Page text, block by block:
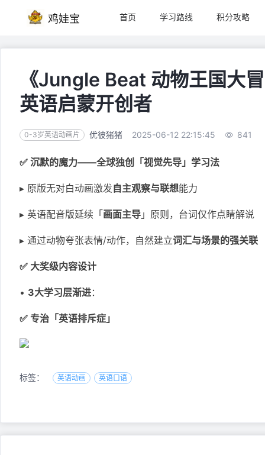
鸡娃宝 首页 学习路线 积分攻略
《Jungle Beat 动物王国大
英语启蒙开创者
0-3岁英语动画片 优彼猪猪 2025-06-12 22:15:45 841
✅ 沉默的魔力——全球独创「视觉先导」学习法
▸ 原版无对白动画激发自主观察与联想能力
▸ 英语配音版延续「画面主导 」原则，台词仅作点睛解说
▸ 通过动物夸张表情/动作，自然建立词汇与场景的强关联
✅ 大奖级内容设计
• 3大学习层渐进：
✅ 专治「英语排斥症」
标签： 英语动画 英语口语